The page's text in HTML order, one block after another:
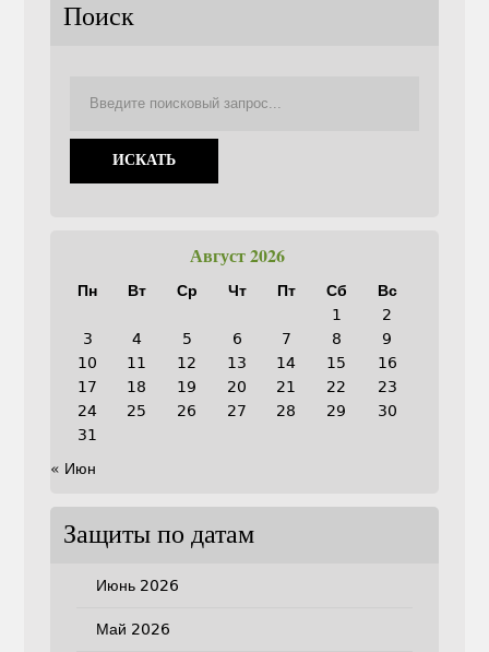
Поиск
Август 2026
Пн Вт Ср Чт Пт Сб
Вс
1
2
3
4 5 6 7 8
9
10
11 12 13 14 15
16
17
18 19 20 21 22
23
24
25 26 27 28 29
30
31
« Июн
Защиты по датам
Июнь 2026
Май 2026